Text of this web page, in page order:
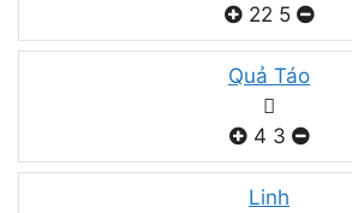
22 5
Quả Táo

4 3
Linh